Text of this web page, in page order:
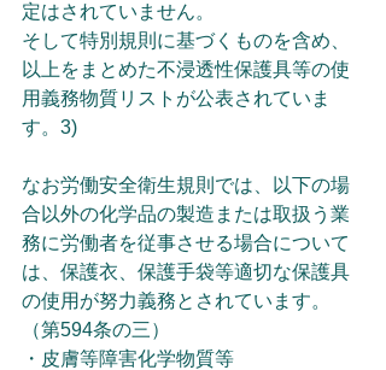
定はされていません。
そして特別規則に基づくものを含め、
以上をまとめた不浸透性保護具等の使
用義務物質リストが公表されていま
す。3)
なお労働安全衛生規則では、以下の場
合以外の化学品の製造または取扱う業
務に労働者を従事させる場合について
は、保護衣、保護手袋等適切な保護具
の使用が努力義務とされています。
（第594条の三）
・皮膚等障害化学物質等